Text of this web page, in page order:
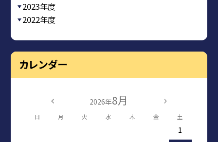
2023年度
2022年度
カレンダー
2026年8月
日 月 火 水 木 金 土
1